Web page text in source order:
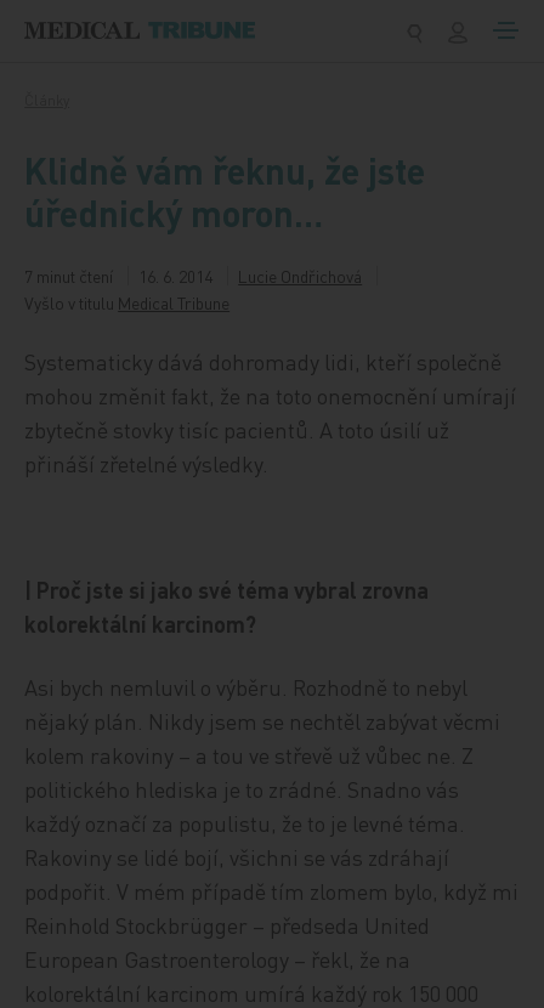
Klidně vám řeknu, že jste
úřednický moron…
7 minut čtení 16. 6. 2014
Lucie Ondřichová
Vyšlo v titulu Medical Tribune
Systematicky dává dohromady lidi, kteří společně
mohou změnit fakt, že na toto onemocnění umírají
zbytečně stovky tisíc pacientů. A toto úsilí už
přináší zřetelné výsledky.
| Proč jste si jako své téma vybral zrovna
kolorektální karcinom?
Asi bych nemluvil o výběru. Rozhodně to nebyl
nějaký plán. Nikdy jsem se nechtěl zabývat věcmi
kolem rakoviny – a tou ve střevě už vůbec ne. Z
politického hlediska je to zrádné. Snadno vás
každý označí za populistu, že to je levné téma.
Rakoviny se lidé bojí, všichni se vás zdráhají
podpořit. V mém případě tím zlomem bylo, když mi
Reinhold Stockbrügger – předseda United
European Gastroenterology – řekl, že na
kolorektální karcinom umírá každý rok 150 000